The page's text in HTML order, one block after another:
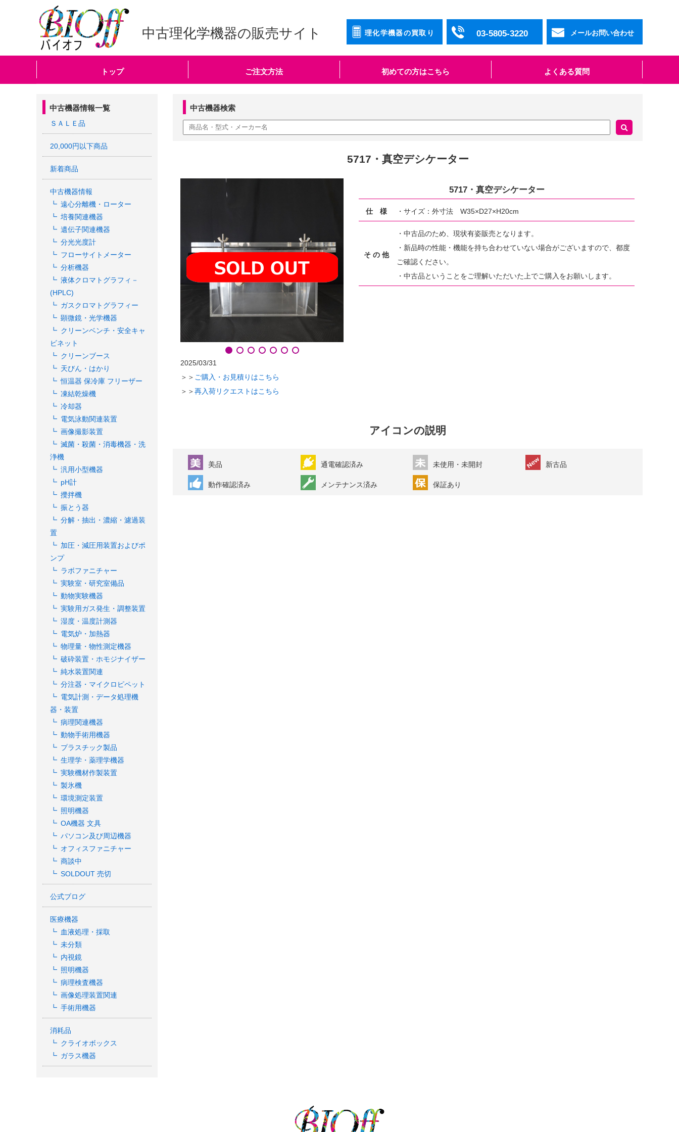
中古理化学機器の販売サイト 理化学機器の買取り 03-5805-3220 メールお問い合わせ
トップ ご注文方法 初めての方はこちら よくある質問
中古機器情報一覧
ＳＡＬＥ品
20,000円以下商品
新着商品
中古機器情報
遠心分離機・ローター
培養関連機器
遺伝子関連機器
分光光度計
フローサイトメーター
分析機器
液体クロマトグラフィ－
(HPLC)
ガスクロマトグラフィー
顕微鏡・光学機器
クリーンベンチ・安全キャ
ビネット
クリーンブース
天びん・はかり
恒温器 保冷庫 フリーザー
凍結乾燥機
冷却器
電気泳動関連装置
画像撮影装置
滅菌・殺菌・消毒機器・洗
浄機
汎用小型機器
pH計
攪拌機
振とう器
分解・抽出・濃縮・濾過装
置
加圧・減圧用装置およびポ
ンプ
ラボファニチャー
実験室・研究室備品
動物実験機器
実験用ガス発生・調整装置
湿度・温度計測器
電気炉・加熱器
物理量・物性測定機器
破砕装置・ホモジナイザー
純水装置関連
分注器・マイクロピペット
電気計測・データ処理機
器・装置
病理関連機器
動物手術用機器
プラスチック製品
生理学・薬理学機器
実験機材作製装置
製氷機
環境測定装置
照明機器
OA機器 文具
パソコン及び周辺機器
オフィスファニチャー
商談中
SOLDOUT 売切
公式ブログ
医療機器
血液処理・採取
未分類
内視鏡
照明機器
病理検査機器
画像処理装置関連
手術用機器
消耗品
クライオボックス
ガラス機器
中古機器検索
5717・真空デシケーター
2025/03/31
＞＞ ご購入・お見積りはこちら
＞＞再入荷リクエストはこちら
5717・真空デシケーター
仕 様 ・サイズ：外寸法 W35×D27×H20cm
そ の 他
・中古品のため、現状有姿販売となります。
・新品時の性能・機能を持ち合わせていない場合がございますので、都度
ご確認ください。
・中古品ということをご理解いただいた上でご購入をお願いします。
アイコンの説明
美品 通電確認済み 未使用・未開封 新古品
動作確認済み メンテナンス済み 保証あり